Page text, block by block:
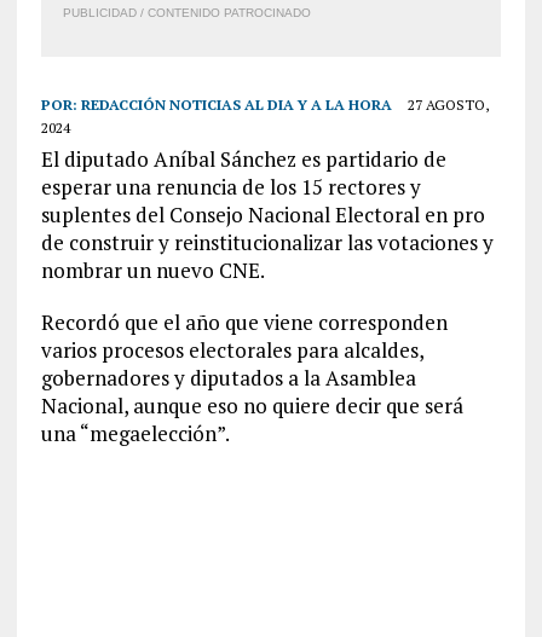
PUBLICIDAD / CONTENIDO PATROCINADO
POR: REDACCIÓN NOTICIAS AL DIA Y A LA HORA
27 AGOSTO,
2024
El diputado Aníbal Sánchez es partidario de
esperar una renuncia de los 15 rectores y
suplentes del Consejo Nacional Electoral en pro
de construir y reinstitucionalizar las votaciones y
nombrar un nuevo CNE.
Recordó que el año que viene corresponden
varios procesos electorales para alcaldes,
gobernadores y diputados a la Asamblea
Nacional, aunque eso no quiere decir que será
una “megaelección”.